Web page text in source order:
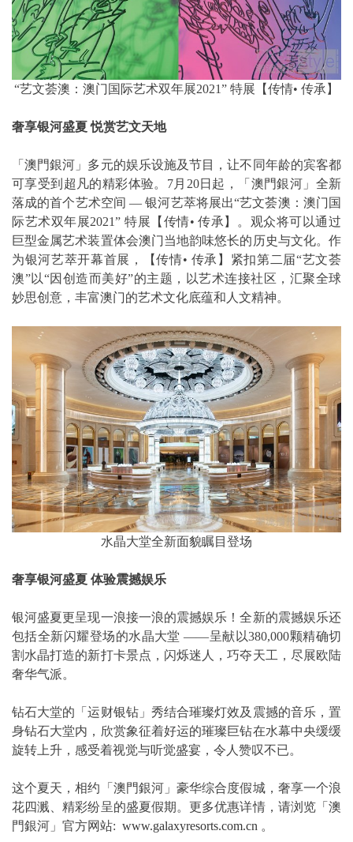
“艺文荟澳：澳门国际艺术双年展2021” 特展【传情• 传承】
奢享银河盛夏 悦赏艺文天地
「澳門銀河」多元的娱乐设施及节目，让不同年龄的宾客都
可享受到超凡的精彩体验。7月20日起，「澳門銀河」全新
落成的首个艺术空间 — 银河艺萃将展出“艺文荟澳：澳门国
际艺术双年展2021” 特展【传情• 传承】。观众将可以通过
巨型金属艺术装置体会澳门当地韵味悠长的历史与文化。作
为银河艺萃开幕首展，【传情• 传承】紧扣第二届“艺文荟
澳”以“因创造而美好”的主题，以艺术连接社区，汇聚全球
妙思创意，丰富澳门的艺术文化底蕴和人文精神。
水晶大堂全新面貌瞩目登场
奢享银河盛夏 体验震撼娱乐
银河盛夏更呈现一浪接一浪的震撼娱乐！全新的震撼娱乐还
包括全新闪耀登场的水晶大堂 ——呈献以380,000颗精确切
割水晶打造的新打卡景点，闪烁迷人，巧夺天工，尽展欧陆
奢华气派。
钻石大堂的「运财银钻」秀结合璀璨灯效及震撼的音乐，置
身钻石大堂内，欣赏象征着好运的璀璨巨钻在水幕中央缓缓
旋转上升，感受着视觉与听觉盛宴，令人赞叹不已。
这个夏天，相约「澳門銀河」豪华综合度假城，奢享一个浪
花四溅、精彩纷呈的盛夏假期。更多优惠详情，请浏览「澳
門銀河」官方网站: www.galaxyresorts.com.cn 。